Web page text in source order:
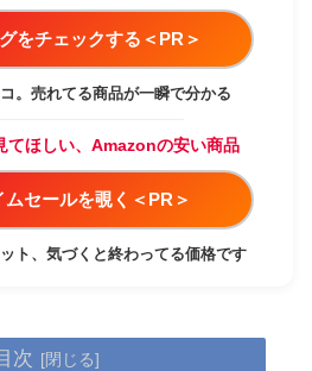
をチェックする＜PR＞
。売れてる商品が一瞬で分かる
てほしい、Amazonの安い商品
セールを覗く＜PR＞
ト、気づくと終わってる価格です
次